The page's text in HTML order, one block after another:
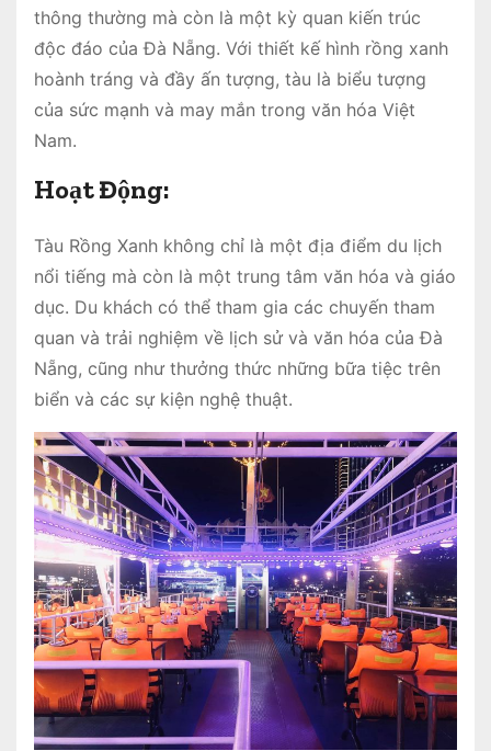
thông thường mà còn là một kỳ quan kiến trúc
độc đáo của Đà Nẵng. Với thiết kế hình rồng xanh
hoành tráng và đầy ấn tượng, tàu là biểu tượng
của sức mạnh và may mắn trong văn hóa Việt
Nam.
Hoạt Động:
Tàu Rồng Xanh không chỉ là một địa điểm du lịch
nổi tiếng mà còn là một trung tâm văn hóa và giáo
dục. Du khách có thể tham gia các chuyến tham
quan và trải nghiệm về lịch sử và văn hóa của Đà
Nẵng, cũng như thưởng thức những bữa tiệc trên
biển và các sự kiện nghệ thuật.